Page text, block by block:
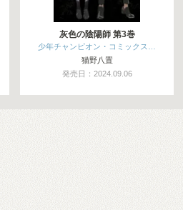
灰色の陰陽師 第3巻
少年チャンピオン・コミックス…
猫野八置
発売日：2024.09.06